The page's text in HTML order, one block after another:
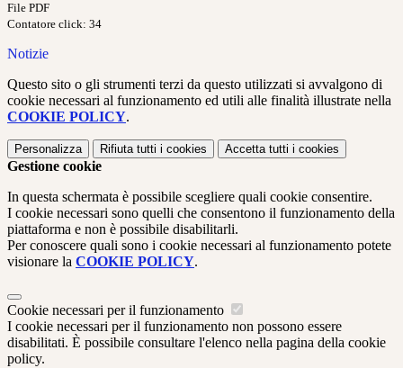
File PDF
Contatore click: 34
Notizie
Questo sito o gli strumenti terzi da questo utilizzati si avvalgono di
cookie necessari al funzionamento ed utili alle finalità illustrate nella
COOKIE POLICY.
Personalizza Rifiuta tutti i cookies Accetta tutti i cookies
Gestione cookie
In questa schermata è possibile scegliere quali cookie consentire.
I cookie necessari sono quelli che consentono il funzionamento della
piattaforma e non è possibile disabilitarli.
Per conoscere quali sono i cookie necessari al funzionamento potete
visionare la COOKIE POLICY.
Cookie necessari per il funzionamento
I cookie necessari per il funzionamento non possono essere
disabilitati. È possibile consultare l'elenco nella pagina della cookie
policy.